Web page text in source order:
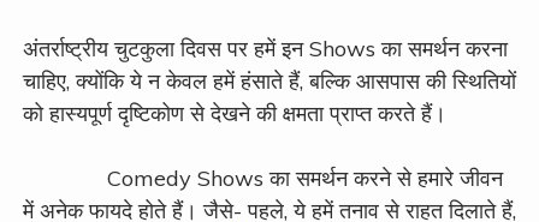
अंतर्राष्ट्रीय चुटकुला दिवस पर हमें इन Shows का समर्थन करना
चाहिए, क्योंकि ये न केवल हमें हंसाते हैं, बल्कि आसपास की स्थितियों
को हास्यपूर्ण दृष्टिकोण से देखने की क्षमता प्राप्त करते हैं।
Comedy Shows का समर्थन करने से हमारे जीवन
में अनेक फायदे होते हैं। जैसे- पहले, ये हमें तनाव से राहत दिलाते हैं,